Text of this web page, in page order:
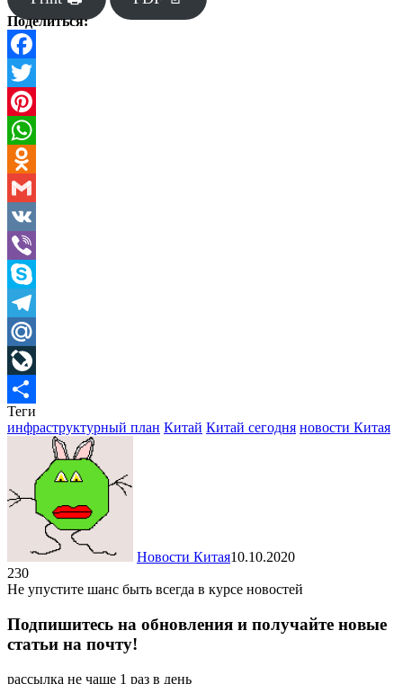
Поделиться:
Facebook
Twitter
Pinterest
WhatsApp
Odnoklassniki
Gmail
VK
Viber
Skype
Telegram
Mail.Ru
LiveJournal
Отправить
Теги
инфраструктурный план Китай Китай сегодня новости Китая
Новости Китая10.10.2020
230
Не упустите шанс быть всегда в курсе новостей
Подпишитесь на обновления и получайте новые
статьи на почту!
рассылка не чаще 1 раз в день